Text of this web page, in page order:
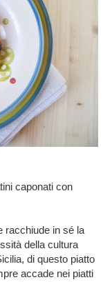
caponati con
racchiude in sé la
della cultura
di questo piatto
accade nei piatti